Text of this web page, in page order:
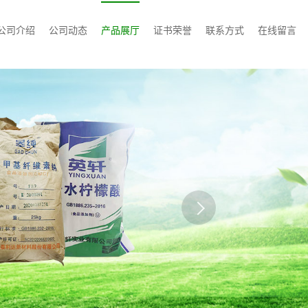
司介绍 公司动态 产品展厅 证书荣誉 联系方式 在线留言